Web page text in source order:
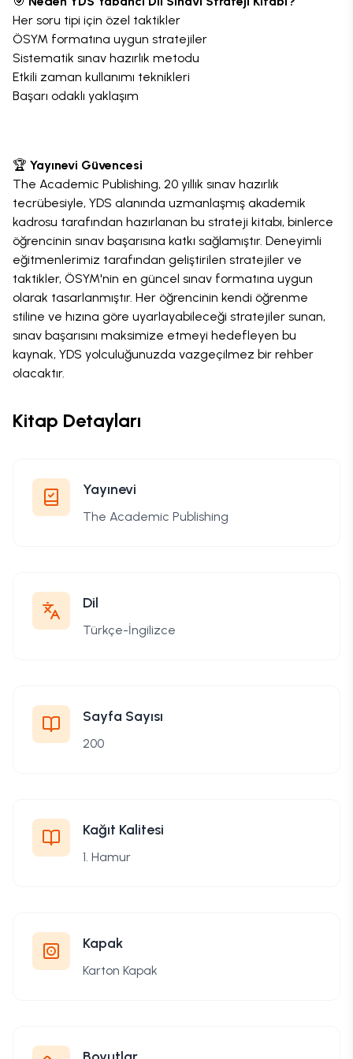
Her soru tipi için özel taktikler
ÖSYM formatına uygun stratejiler
Sistematik sınav hazırlık metodu
Etkili zaman kullanımı teknikleri
Başarı odaklı yaklaşım
🏆 Yayınevi Güvencesi
The Academic Publishing, 20 yıllık sınav hazırlık
tecrübesiyle, YDS alanında uzmanlaşmış akademik
kadrosu tarafından hazırlanan bu strateji kitabı, binlerce
öğrencinin sınav başarısına katkı sağlamıştır. Deneyimli
eğitmenlerimiz tarafından geliştirilen stratejiler ve
taktikler, ÖSYM'nin en güncel sınav formatına uygun
olarak tasarlanmıştır. Her öğrencinin kendi öğrenme
stiline ve hızına göre uyarlayabileceği stratejiler sunan,
sınav başarısını maksimize etmeyi hedefleyen bu
kaynak, YDS yolculuğunuzda vazgeçilmez bir rehber
olacaktır.
Kitap Detayları
Yayınevi
The Academic Publishing
Dil
Türkçe-İngilizce
Sayfa Sayısı
200
Kağıt Kalitesi
1. Hamur
Kapak
Karton Kapak